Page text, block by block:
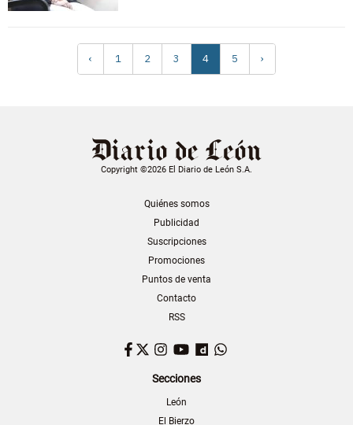
‹ 1 2 3 4 5 ›
Copyright ©2026 El Diario de León S.A.
Quiénes somos
Publicidad
Suscripciones
Promociones
Puntos de venta
Contacto
RSS
Facebook
TwitterInstagram
YouTubeDailymotion
Secciones
León
El Bierzo